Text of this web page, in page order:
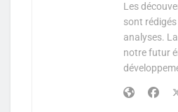
Les
sont
analyses.
notre futur